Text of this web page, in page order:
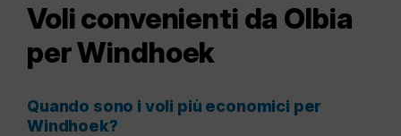
Voli convenienti da Olbia
per Windhoek
Quando sono i voli più economici per
Windhoek?